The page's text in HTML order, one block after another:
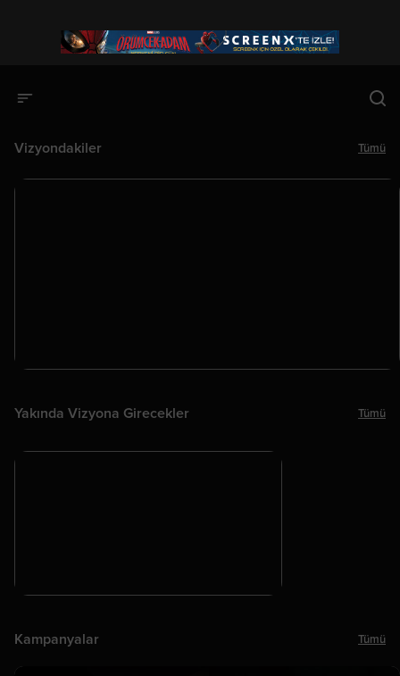
Vizyondakiler Tümü
Yakında Vizyona Girecekler Tümü
Kampanyalar Tümü